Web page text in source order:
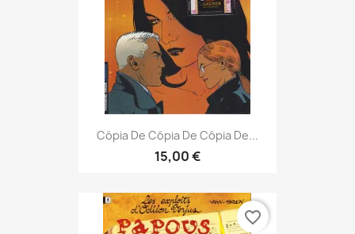
Cópia De Cópia De Cópia De...
15,00 €
favorite_border